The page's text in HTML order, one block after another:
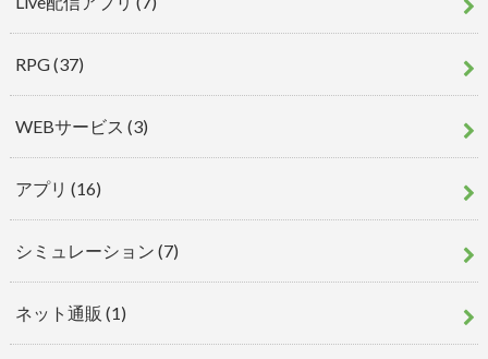
RPG(37)
WEBサービス (3)
アプリ (16)
シミュレーション (7)
ネット通販 (1)